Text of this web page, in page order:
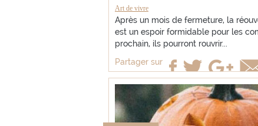
Art de vivre
Après un mois de fermeture, la
est un espoir formidable pour les
prochain, ils pourront rouvrir...
Partager sur